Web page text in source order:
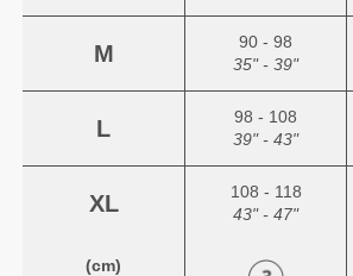
M
90 - 98
35" - 39"
L
98 - 108
39" - 43"
XL
108 - 118
43" - 47"
(cm)